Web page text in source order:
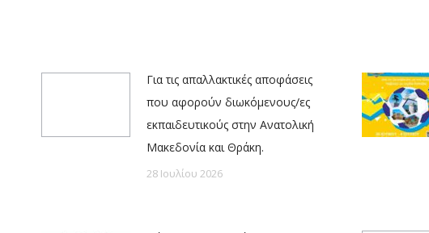
Για τις απαλλακτικές αποφάσεις
που αφορούν διωκόμενους/ες
εκπαιδευτικούς στην Ανατολική
Μακεδονία και Θράκη.
28 Ιουλίου 2026